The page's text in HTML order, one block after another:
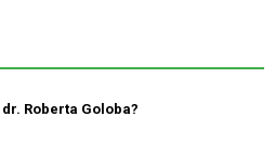
Roberta Goloba?